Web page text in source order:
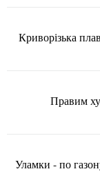
Криворізька
Правим
Уламки - по